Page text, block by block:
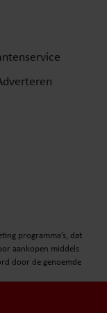
analyse. Deze
die ze hebben
hun services. U
programma’s, dat
aankopen middels
door de genoemde